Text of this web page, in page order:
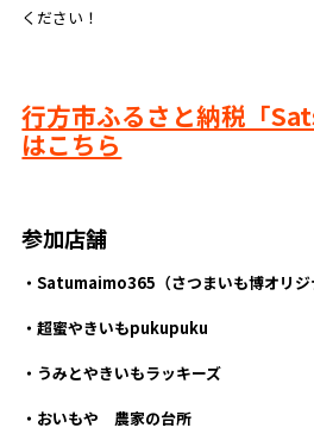
ください！
行方市ふるさと納税「
はこちら
参加店舗
・Satumaimo365（さつまいも博オリジ
・超蜜やきいもpukupuku
・うみとやきいもラッキーズ
・おいもや 農家の台所